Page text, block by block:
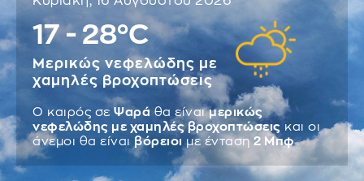
17 - 28°C
Μερικώς νεφελώδης με
χαμηλές βροχοπτώσεις
Ο καιρός σε Ψαρά θα είναιμερικώς
νεφελώδης με χαμηλές βροχοπτώσεις και οι
άνεμοι θα είναι βόρειοι με ένταση 2 Μπφ